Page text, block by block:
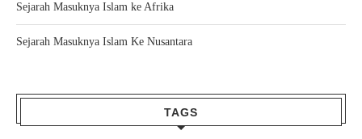
Sejarah Masuknya Islam ke Afrika
Sejarah Masuknya Islam Ke Nusantara
TAGS